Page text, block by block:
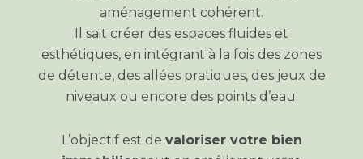
aménagement cohérent.
Il sait créer des espaces fluides et
esthétiques, en intégrant à la fois des zones
de détente, des allées pratiques, des jeux de
niveaux ou encore des points d’eau.
L’objectif est de valoriser votre bien